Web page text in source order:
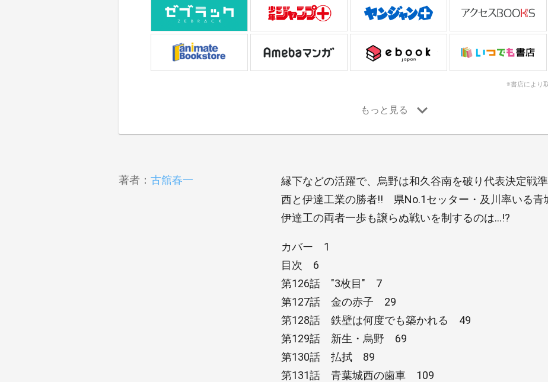
※書店により
著者： 古舘春一
縁下などの活躍で、烏野は和久谷南を破り代表決定戦
西と伊達工業の勝者!! 県No.1セッター・及川率いる青
伊達工の両者一歩も譲らぬ戦いを制するのは…!?
カバー 1
目次 6
第126話 "3枚目" 7
第127話 金の赤子 29
第128話 鉄壁は何度でも築かれる 49
第129話 新生・烏野 69
第130話 払拭 89
第131話 青葉城西の歯車 109